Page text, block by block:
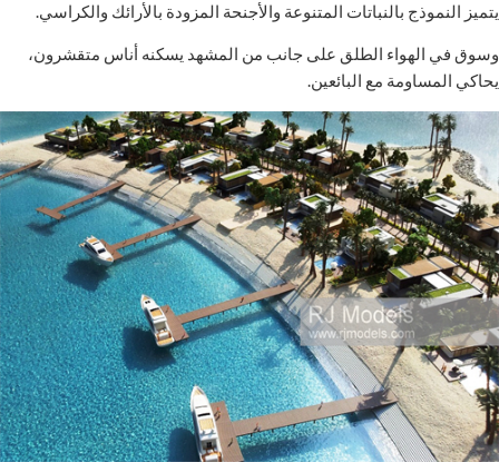
يتميز النموذج بالنباتات المتنوعة والأجنحة المزودة بالأرائك والكراسي.
وسوق في الهواء الطلق على جانب من المشهد يسكنه أناس متقشرون،
يحاكي المساومة مع البائعين.